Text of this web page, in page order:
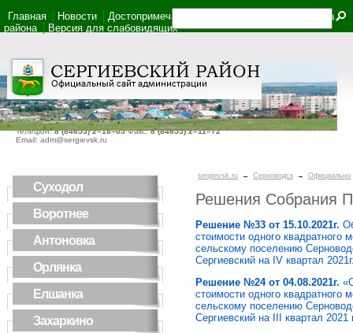
446540, Самарская область, село Сергиевск, ул. Ленина, дом 22
Телефон:8 (84655) 2–18–05Факс:8 (84655) 2–11–72
Email: adm@sergievsk.ru
Главная Новости Достопримечательности
Карта
района
Версия для слабовидящих
Суходол
Воротнее
Антоновка
Орлянка
Елшанка
Захаркино
sergievsk.ru → Серноводск → Официально
Решения Собрания
Решение №33 от 15.10.2021г.
стоимости одного
сельскому поселению
Сергиевский на IV квартал
Решение №24 от 04.08.2021г.
стоимости одного
сельскому поселению
Сергиевский на III квартал 2021